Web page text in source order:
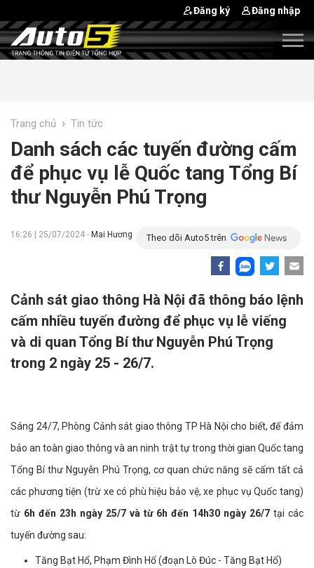
Đăng ký Đăng nhập
Trang chủ › Tin tức
Danh sách các tuyến đường cấm
để phục vụ lễ Quốc tang Tổng Bí
thư Nguyễn Phú Trọng
16:26 | 25/07/2024 - Mai Hương Theo dõi Auto5 trên
Cảnh sát giao thông Hà Nội đã thông báo lệnh
cấm nhiều tuyến đường để phục vụ lễ viếng
và di quan Tổng Bí thư Nguyễn Phú Trọng
trong 2 ngày 25 - 26/7.
Sáng 24/7, Phòng Cảnh sát giao thông TP Hà Nội cho biết, để đảm
bảo an toàn giao thông và an ninh trật tự trong thời gian Quốc tang
Tổng Bí thư Nguyễn Phú Trọng, cơ quan chức năng sẽ cấm tất cả
các phương tiện (trừ xe có phù hiệu bảo vệ, xe phục vụ Quốc tang)
từ 6h đến 23h ngày 25/7 và từ 6h đến 14h30 ngày 26/7 tại các
tuyến đường sau:
Tăng Bạt Hổ, Phạm Đình Hổ (đoạn Lò Đúc - Tăng Bạt Hổ)